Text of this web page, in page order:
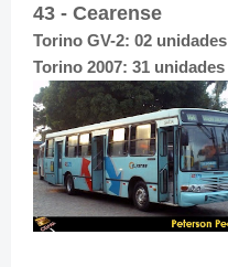
43 - Cearense
Torino GV-2: 02 unidades
Torino 2007: 31 unidades